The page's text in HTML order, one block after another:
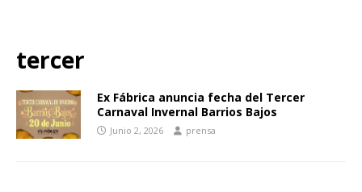
tercer
Ex Fábrica anuncia fecha del Tercer
Carnaval Invernal Barrios Bajos
Junio 2, 2026 prensa